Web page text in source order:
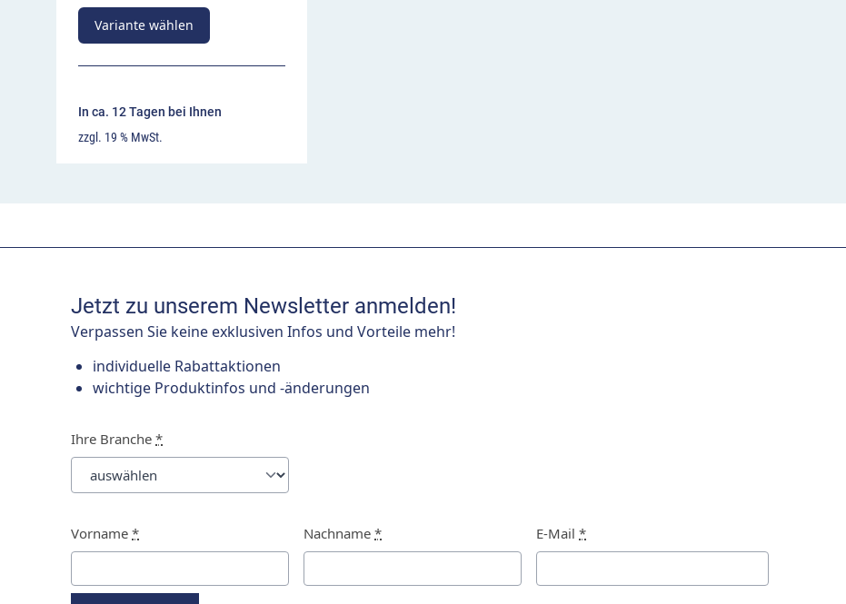
Variante wählen
In ca. 12 Tagen bei Ihnen
zzgl. 19 % MwSt.
Jetzt zu unserem Newsletter anmelden!
Verpassen Sie keine exklusiven Infos und Vorteile mehr!
individuelle Rabattaktionen
wichtige Produktinfos und -änderungen
Ihre Branche *
Vorname * Nachname * E-Mail *